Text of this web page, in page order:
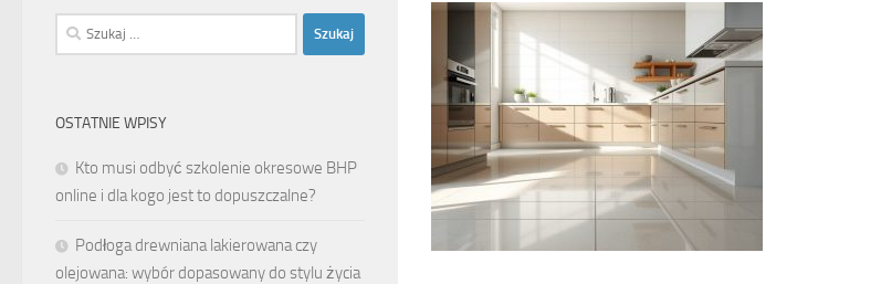
Szukaj:
OSTATNIE WPISY
Kto musi odbyć szkolenie okresowe BHP
online i dla kogo jest to dopuszczalne?
Podłoga drewniana lakierowana czy
olejowana: wybór dopasowany do stylu życia